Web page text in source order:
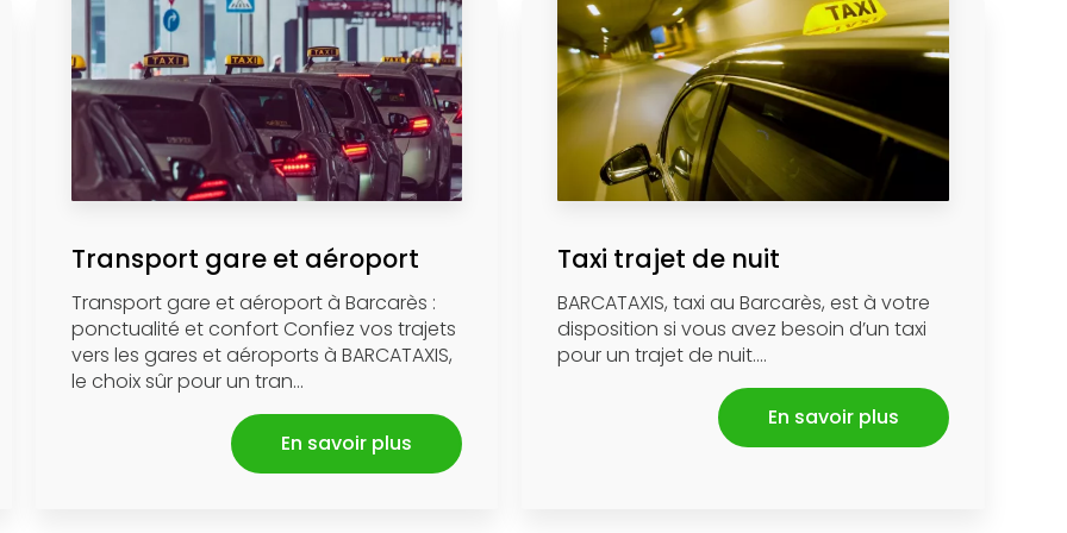
Transport gare et aéroport
Transport gare et aéroport à Barcarès :
ponctualité et confort Confiez vos trajets
vers les gares et aéroports à BARCATAXIS,
le choix sûr pour un tran...
En savoir plus
Taxi trajet de nuit
BARCATAXIS, taxi au Barcarès, est à votre
disposition si vous avez besoin d’un taxi
pour un trajet de nuit....
En savoir plus